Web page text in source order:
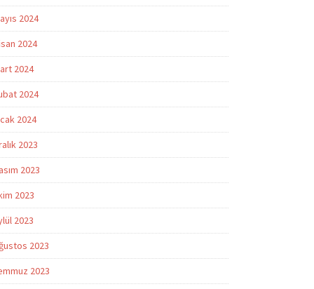
2024
2024
2024
2024
2024
2023
2023
2023
2023
2023
2023